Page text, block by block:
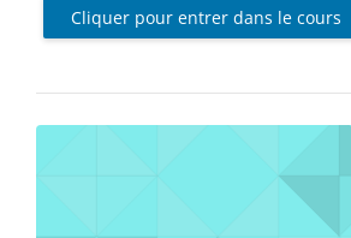
Cliquer pour entrer dans le cours